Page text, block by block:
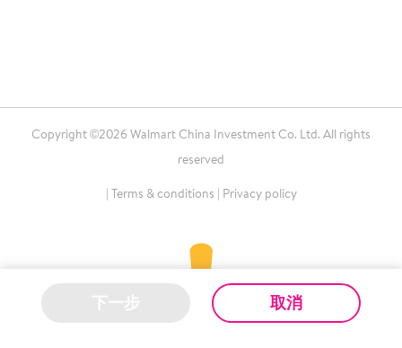
取消
Copyright ©2026 Walmart China Investment Co. Ltd. All rights
reserved
| Terms & conditions | Privacy policy